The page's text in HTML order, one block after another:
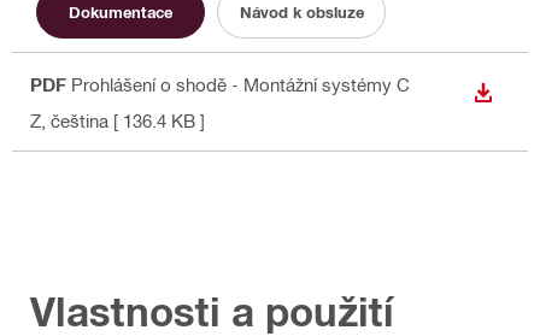
Dokumentace Návod k obsluze
PDF Prohlášení o shodě - Montážní systémy C
Z , čeština [ 136.4 KB ]
Vlastnosti a použití